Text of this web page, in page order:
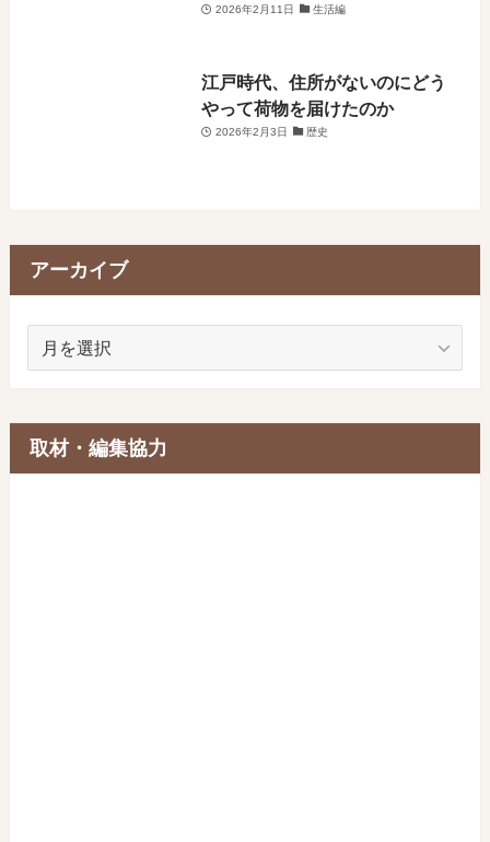
2026年2月11日 生活編
江戸時代、住所がないのにどう
やって荷物を届けたのか
2026年2月3日 歴史
アーカイブ
イ
ブ
取材・編集協力